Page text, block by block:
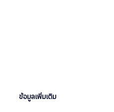
ข้อมูลเพิ่มเติม